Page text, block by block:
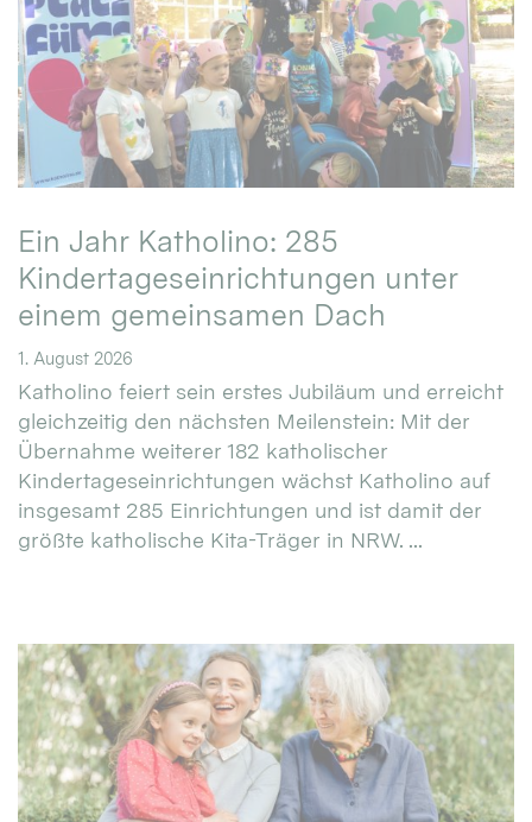
Ein Jahr Katholino: 285
Kindertageseinrichtungen unter
einem gemeinsamen Dach
1. August 2026
Katholino feiert sein erstes Jubiläum und erreicht
gleichzeitig den nächsten Meilenstein: Mit der
Übernahme weiterer 182 katholischer
Kindertageseinrichtungen wächst Katholino auf
insgesamt 285 Einrichtungen und ist damit der
größte katholische Kita-Träger in NRW. ...